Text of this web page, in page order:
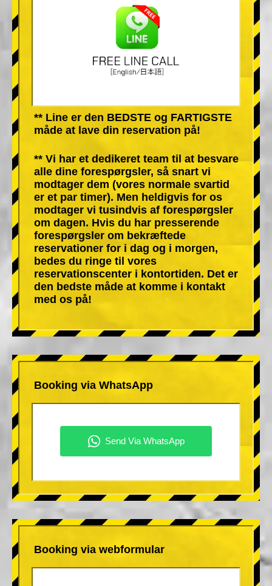
** Line er den BEDSTE og FARTIGSTE
måde at lave din reservation på!
** Vi har et dedikeret team til at besvare
alle dine forespørgsler, så snart vi
modtager dem (vores normale svartid
er et par timer). Men heldigvis for os
modtager vi tusindvis af forespørgsler
om dagen. Hvis du har presserende
forespørgsler om bekræftede
reservationer for i dag og i morgen,
bedes du ringe til vores
reservationscenter i kontortiden. Det er
den bedste måde at komme i kontakt
med os på!
Booking via WhatsApp
Booking via webformular